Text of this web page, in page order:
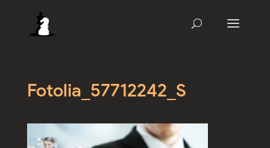
Fotolia_57712242_S